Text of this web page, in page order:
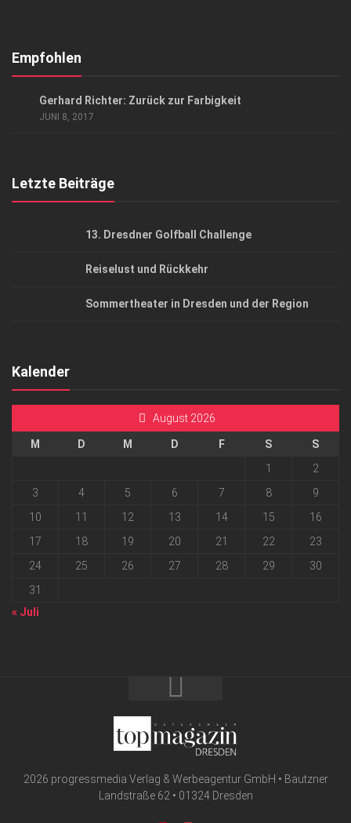
Kontakt, Impressum
Empfohlen
Gerhard Richter: Zurück zur Farbigkeit
JUNI 8, 2017
Letzte Beiträge
13. Dresdner Golfball Challenge
Reiselust und Rückkehr
Sommertheater in Dresden und der Region
Kalender
August 2026
M D M D F S
S
1
2
3
4 5 6 7 8
9
10
11 12 13 14 15
16
17
18 19 20 21 22
23
24
25 26 27 28 29
30
31
« Juli
2026 progressmedia Verlag & Werbeagentur GmbH • Bautzner
Landstraße 62 • 01324 Dresden